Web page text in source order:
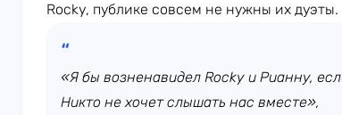
Rocky, публике совсем не нужны их дуэты.
«Я бы возненавидел Rocky и Рианну,
Никто не хочет слышать нас вместе»,